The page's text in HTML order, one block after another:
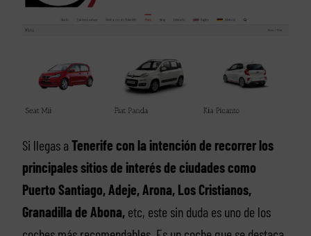
Si llegas a Tenerife con la intención de recorrer los
principales sitios de interés de ciudades como
Puerto Santiago, Adeje, Arona, Los Cristianos,
Granadilla de Abona,etc, este sin duda es uno de los